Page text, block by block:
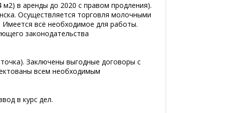
в аренды до 2020 с правом продления).
Осуществляется торговля молочными
всё необходимое для работы.
законодательства
Заключены выгодные договоры с
всем необходимым
в курс дел.